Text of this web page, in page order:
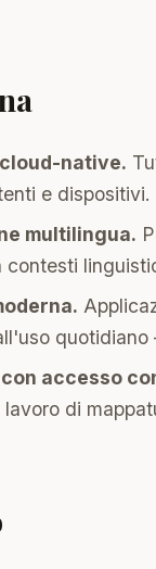
native.
e dispositivi.
multilingua.
contesti
accesso
di